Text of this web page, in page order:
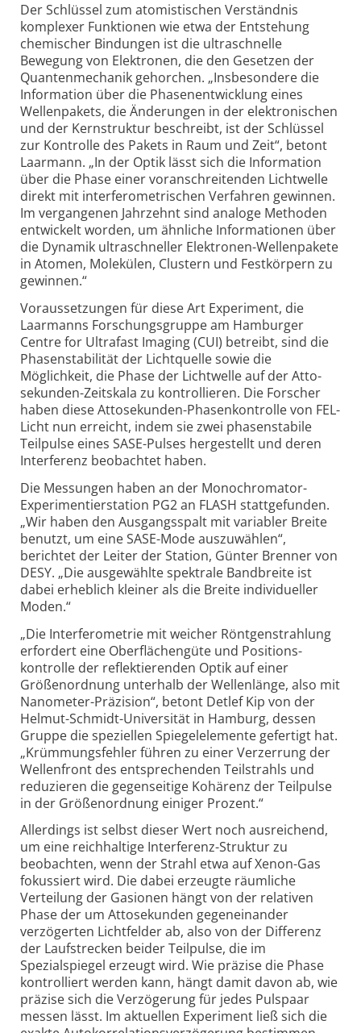
Der Schlüssel zum atomistischen Verständnis
komplexer Funktionen wie etwa der Entstehung
chemischer Bindungen ist die ultra­schnelle
Bewegung von Elektronen, die den Gesetzen der
Quanten­mechanik gehorchen. „Insbesondere die
Information über die Phasen­entwicklung eines
Wellenpakets, die Änderungen in der elektronischen
und der Kern­struktur beschreibt, ist der Schlüssel
zur Kontrolle des Pakets in Raum und Zeit“, betont
Laarmann. „In der Optik lässt sich die Information
über die Phase einer voranschreitenden Lichtwelle
direkt mit inter­ferometrischen Verfahren gewinnen.
Im vergangenen Jahrzehnt sind analoge Methoden
entwickelt worden, um ähnliche Informationen über
die Dynamik ultraschneller Elektronen-Wellenpakete
in Atomen, Molekülen, Clustern und Festkörpern zu
gewinnen.“
Voraussetzungen für diese Art Experiment, die
Laarmanns Forschungs­gruppe am Hamburger
Centre for Ultrafast Imaging (CUI) betreibt, sind die
Phasen­stabilität der Lichtquelle sowie die
Möglichkeit, die Phase der Lichtwelle auf der Atto­
sekunden-Zeitskala zu kontrollieren. Die Forscher
haben diese Atto­sekunden-Phasen­kontrolle von FEL-
Licht nun erreicht, indem sie zwei phasenstabile
Teilpulse eines SASE-Pulses hergestellt und deren
Interferenz beobachtet haben.
Die Messungen haben an der Monochromator-
Experimentier­station PG2 an FLASH stattgefunden.
„Wir haben den Ausgangs­spalt mit variabler Breite
benutzt, um eine SASE-Mode auszuwählen“,
berichtet der Leiter der Station, Günter Brenner von
DESY. „Die ausgewählte spektrale Bandbreite ist
dabei erheblich kleiner als die Breite individueller
Moden.“
„Die Interferometrie mit weicher Röntgenstrahlung
erfordert eine Oberflächen­güte und Positions­
kontrolle der reflektierenden Optik auf einer
Größenordnung unterhalb der Wellenlänge, also mit
Nanometer-Präzision“, betont Detlef Kip von der
Helmut-Schmidt-Universität in Hamburg, dessen
Gruppe die speziellen Spiegel­elemente gefertigt hat.
„Krümmungsfehler führen zu einer Verzerrung der
Wellenfront des entsprechenden Teilstrahls und
reduzieren die gegenseitige Kohärenz der Teilpulse
in der Größenordnung einiger Prozent.“
Allerdings ist selbst dieser Wert noch ausreichend,
um eine reichhaltige Interferenz-Struktur zu
beobachten, wenn der Strahl etwa auf Xenon-Gas
fokussiert wird. Die dabei erzeugte räumliche
Verteilung der Gasionen hängt von der relativen
Phase der um Attosekunden gegeneinander
verzögerten Licht­felder ab, also von der Differenz
der Lauf­strecken beider Teilpulse, die im
Spezialspiegel erzeugt wird. Wie präzise die Phase
kontrolliert werden kann, hängt damit davon ab, wie
präzise sich die Verzögerung für jedes Pulspaar
messen lässt. Im aktuellen Experiment ließ sich die